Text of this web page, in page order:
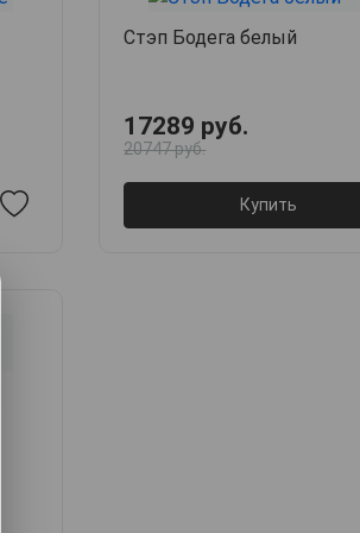
Стэп Бодега белый
17289 руб.
20747 руб.
Купить